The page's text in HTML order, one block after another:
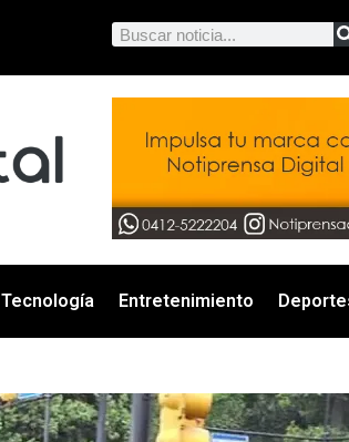
Tecnología Entretenimiento